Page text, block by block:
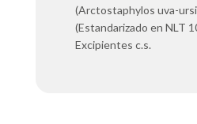
(Arctostaphylos uva-
(Estandarizado en NLT
Excipientes c.s.